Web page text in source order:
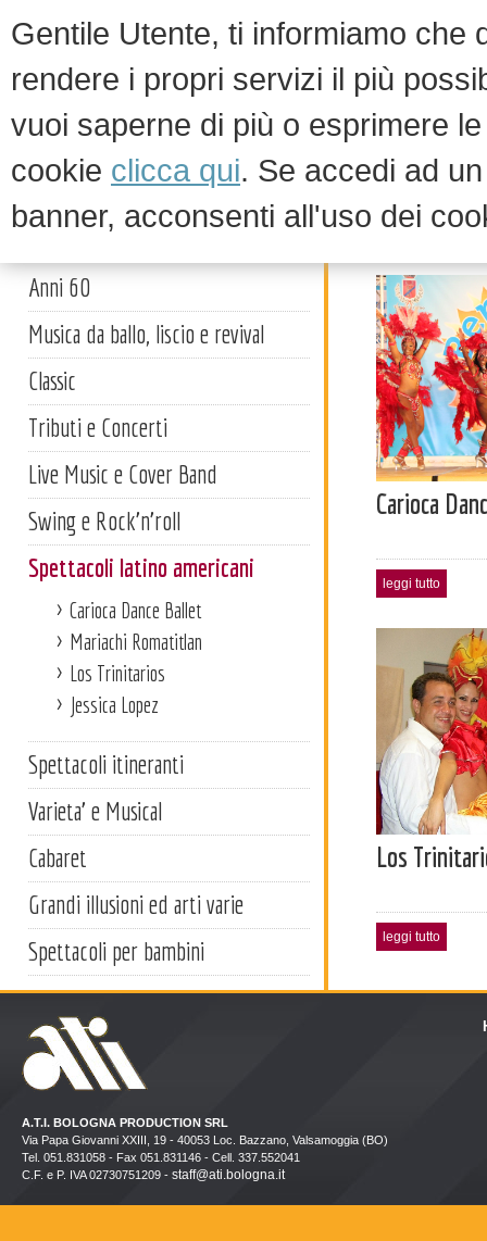
Gentile Utente, ti informiamo che
rendere i propri servizi il più
vuoi saperne di più o esprimere
cookie clicca qui. Se accedi ad
banner, acconsenti all'uso dei
Artisti
Anni 60
Musica da ballo, liscio e revival
Classic
Tributi e Concerti
Live Music e Cover Band
Swing e Rock'n'roll
Spettacoli latino americani
Carioca Dance Ballet
Mariachi Romatitlan
Los Trinitarios
Jessica Lopez
Spettacoli itineranti
Varieta' e Musical
Cabaret
Grandi illusioni ed arti varie
Spettacoli per bambini
Carioca
leggi tutto
Los
leggi tutto
A.T.I. BOLOGNA PRODUCTION SRL
Via Papa Giovanni XXIII, 19 - 40053 Loc. Bazzano, Valsamoggia (BO)
Tel. 051.831058 - Fax 051.831146 - Cell. 337.552041
C.F. e P. IVA 02730751209 - staff@ati.bologna.it